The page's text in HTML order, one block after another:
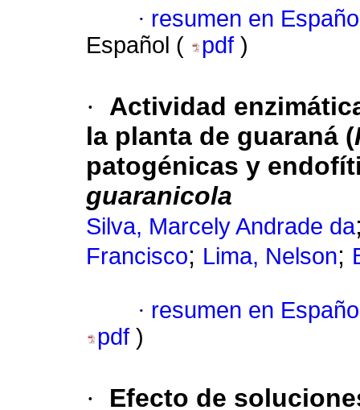
· resumen en
Español (
pdf )
·
Actividad
la planta de guaraná (
patogénicas y
guaranicola
Silva, Marcely Andrade da
Francisco; Lima, Nelson;
· resumen en
pdf )
· Efecto de